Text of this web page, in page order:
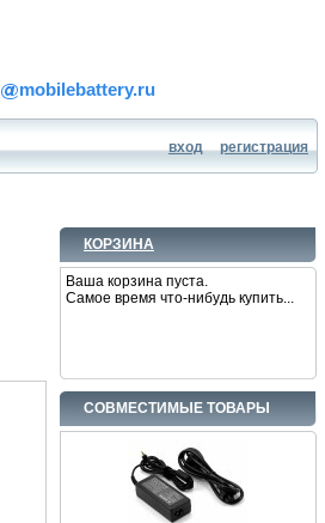
mobilebattery.ru
вход регистрация
КОРЗИНА
Ваша корзина пуста.
Самое время что-нибудь купить...
СОВМЕСТИМЫЕ ТОВАРЫ